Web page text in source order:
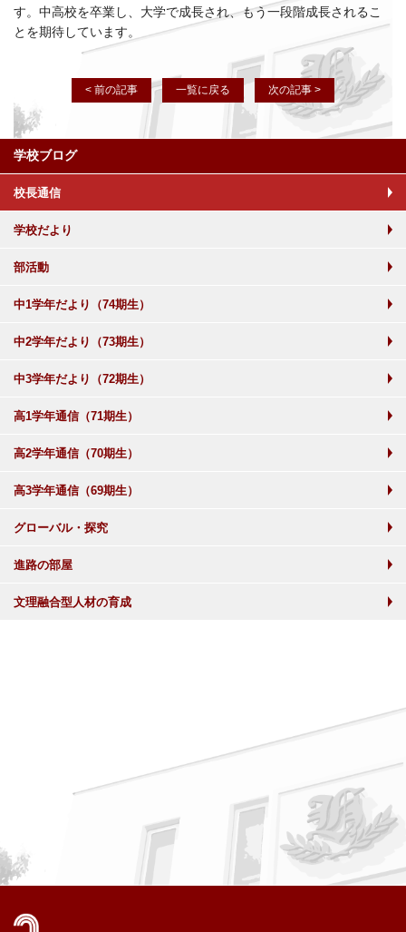
す。中高校を卒業し、大学で成長され、もう一段階成長されるこ
とを期待しています。
< 前の記事 一覧に戻る 次の記事 >
学校ブログ
校長通信
学校だより
部活動
中1学年だより（74期生）
中2学年だより（73期生）
中3学年だより（72期生）
高1学年通信（71期生）
高2学年通信（70期生）
高3学年通信（69期生）
グローバル・探究
進路の部屋
文理融合型人材の育成